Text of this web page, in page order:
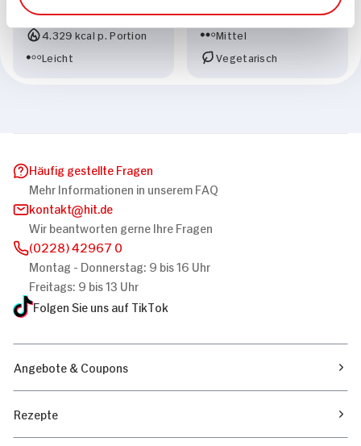
30 min
4.329 kcal p. Portion
Leicht
595 kcal p. Portion
Mittel
Vegetarisch
Häufig gestellte Fragen
Mehr Informationen in unserem FAQ
kontakt
hit.de
Wir beantworten gerne Ihre Fragen
(0228) 42967 0
Montag - Donnerstag: 9 bis 16 Uhr
Freitags: 9 bis 13 Uhr
Folgen Sie uns auf TikTok
Angebote & Coupons
Rezepte